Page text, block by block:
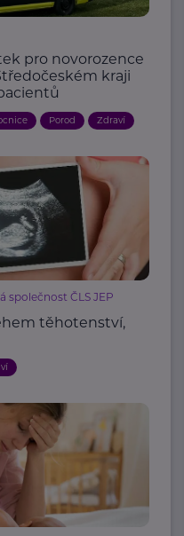
pro novorozence
kraji
Porod Zdraví
společnost ČLS JEP
těhotenství,